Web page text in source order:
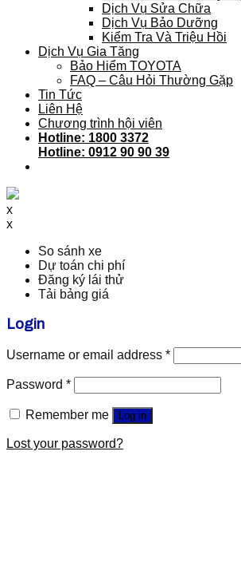
Dịch Vụ Sửa Chữa
Dịch Vụ Bảo Dưỡng
Kiểm Tra Và Triệu Hồi
Dịch Vụ Gia Tăng
Bảo Hiểm TOYOTA
FAQ – Câu Hỏi Thường Gặp
Tin Tức
Liên Hệ
Chương trình hội viên
Hotline: 1800 3372
Hotline: 0912 90 90 39
x
x
So sánh xe
Dự toán chi phí
Đăng ký lái thử
Tải bảng giá
Login
Username or email address *
Password *
Remember me Log in
Lost your password?